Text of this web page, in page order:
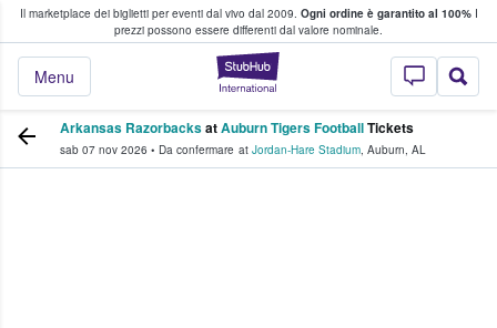
Il marketplace dei biglietti per eventi dal vivo dal 2009. Ogni ordine è garantito al 100%I
prezzi possono essere differenti dal valore nominale.
StubHub - Dove
Menu
fan comprano e vendono biglietti
Arkansas RazorbacksatAuburn Tigers FootballTickets
sab 07 nov 2026 • Da confermare at Jordan-Hare Stadium, Auburn, AL